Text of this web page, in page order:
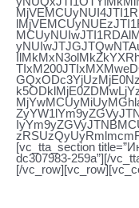
[vc_tta_section
dc307983-259a”][/
[/